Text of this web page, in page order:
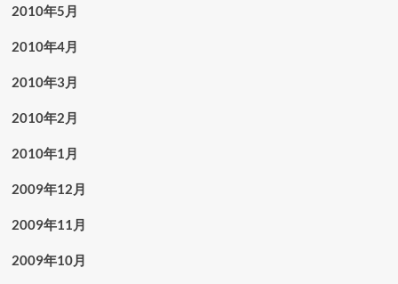
2010年5月
2010年4月
2010年3月
2010年2月
2010年1月
2009年12月
2009年11月
2009年10月